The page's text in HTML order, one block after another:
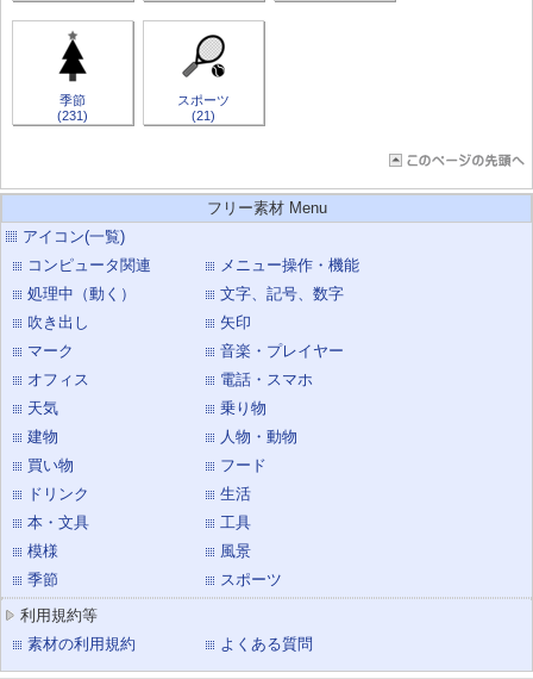
季節
(231)
スポーツ
(21)
フリー素材 Menu
アイコン(一覧)
コンピュータ関連
メニュー操作・機能
処理中（動く）
文字、記号、数字
吹き出し
矢印
マーク
音楽・プレイヤー
オフィス
電話・スマホ
天気
乗り物
建物
人物・動物
買い物
フード
ドリンク
生活
本・文具
工具
模様
風景
季節
スポーツ
利用規約等
素材の利用規約
よくある質問